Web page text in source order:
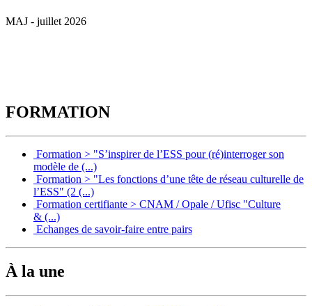
MAJ - juillet 2026
FORMATION
Formation > "S’inspirer de l’ESS pour (ré)interroger son
modèle de (...)
Formation > "Les fonctions d’une tête de réseau culturelle de
l’ESS" (2 (...)
Formation certifiante > CNAM / Opale / Ufisc "Culture
& (...)
Echanges de savoir-faire entre pairs
À la une